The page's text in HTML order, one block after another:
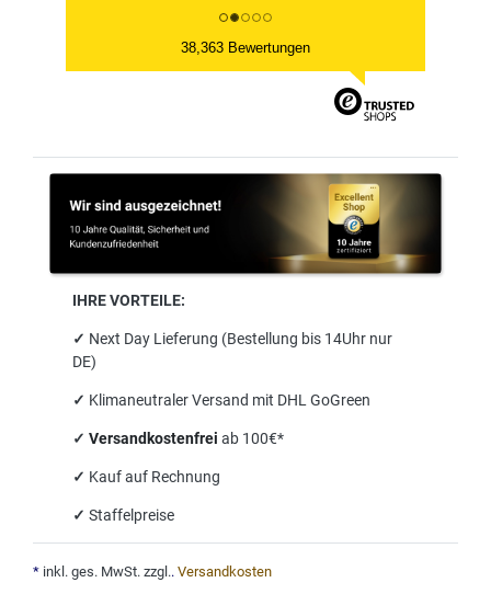
38,363 Bewertungen
IHRE VORTEILE:
✓ Next Day Lieferung (Bestellung bis 14Uhr nur
DE)
✓ Klimaneutraler Versand mit DHL GoGreen
✓ Versandkostenfrei ab 100€*
✓ Kauf auf Rechnung
✓ Staffelpreise
* inkl. ges. MwSt. zzgl.. Versandkosten